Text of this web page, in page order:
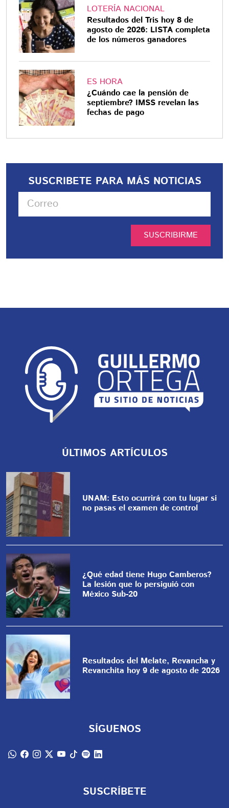
LOTERÍA NACIONAL
Resultados del Tris hoy 8 de
agosto de 2026: LISTA completa
de los números ganadores
ES HORA
¿Cuándo cae la pensión de
septiembre? IMSS revelan las
fechas de pago
SUSCRIBETE PARA MÁS NOTICIAS
SUSCRIBIRME
ÚLTIMOS ARTÍCULOS
UNAM: Esto ocurrirá con tu lugar si
no pasas el examen de control
¿Qué edad tiene Hugo Camberos?
La lesión que lo persiguió con
México Sub-20
Resultados del Melate, Revancha y
Revanchita hoy 9 de agosto de 2026
SÍGUENOS
SUSCRÍBETE